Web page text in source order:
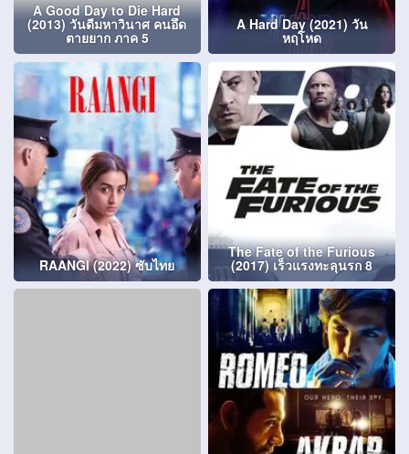
A Good Day to Die Hard
(2013) วันดีมหาวินาศ คนอึด
ตายยาก ภาค 5
A Hard Day (2021) วัน
หฤโหด
RAANGI (2022) ซับไทย
The Fate of the Furious
(2017) เร็วแรงทะลุนรก 8